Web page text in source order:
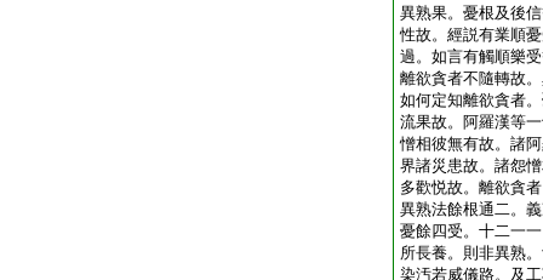
異熟果。憂根及後
性故。經説有業順
過。如言有觸順樂
離欲貪者不隨轉故
如何定知離欲貪者
流果故。阿羅漢等
憎相彼無有故。諸
界諸災患故。諸怨
多歡悦故。離欲貪
異熟法餘根通二。
憂餘四受。十二一
所長養。則非異熟
染汚若威儀路。及